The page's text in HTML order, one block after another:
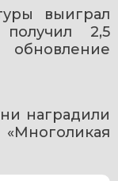
выиграл
2,5
наградили